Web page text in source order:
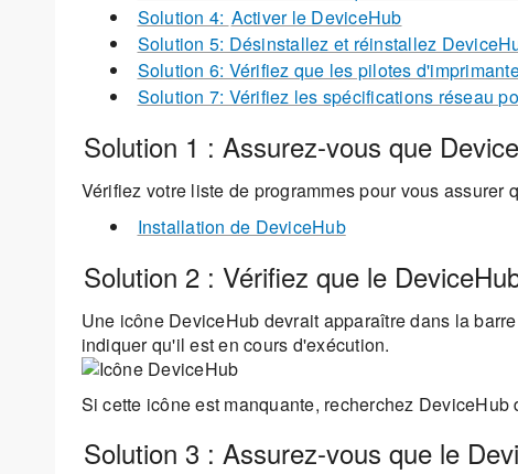
Solution 4: Activer le DeviceHub
Solution 5: Désinstallez et réinstallez
Solution 6: Vérifiez que les pilotes
Solution 7: Vérifiez les spécifications réseau
Solution 1 : Assurez-vous que
Vérifiez votre liste de programmes pour vous
Installation de DeviceHub
Solution 2 : Vérifiez que le
Une icône DeviceHub devrait apparaître dans la
indiquer qu'il est en cours d'exécution.
Si cette icône est manquante, recherchez
Solution 3 : Assurez-vous que le